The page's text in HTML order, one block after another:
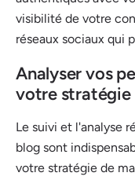
visibilité de votre
réseaux sociaux qui
Analyser vos
votre stratégie
Le suivi et l'analyse
blog sont
votre stratégie de